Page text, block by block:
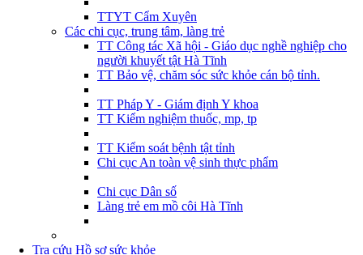
TTYT Cẩm Xuyên
Các chi cục, trung tâm, làng trẻ
TT Công tác Xã hội - Giáo dục nghề nghiệp cho
người khuyết tật Hà Tĩnh
TT Bảo vệ, chăm sóc sức khỏe cán bộ tỉnh.
TT Pháp Y - Giám định Y khoa
TT Kiểm nghiệm thuốc, mp, tp
TT Kiểm soát bệnh tật tỉnh
Chi cục An toàn vệ sinh thực phẩm
Chi cục Dân số
Làng trẻ em mồ côi Hà Tĩnh
Tra cứu Hồ sơ sức khỏe